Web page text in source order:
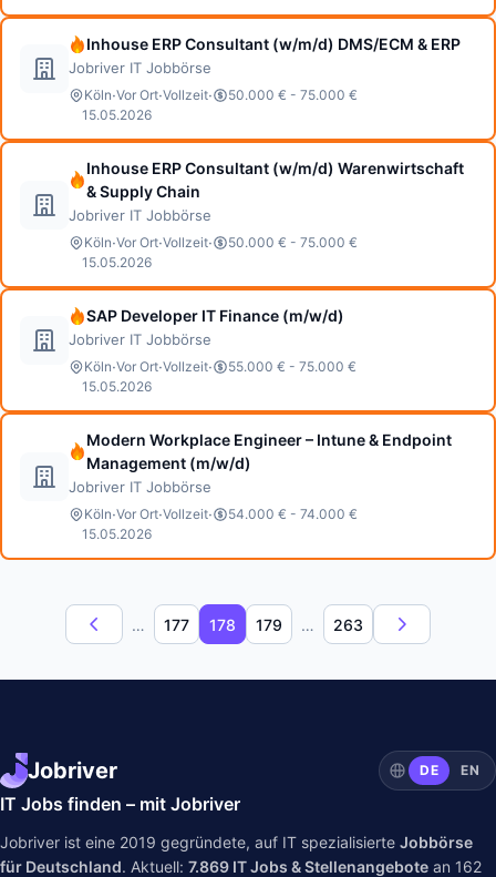
Inhouse ERP Consultant (w/m/d) DMS/ECM & ERP
Jobriver IT Jobbörse
Köln·Vor Ort·Vollzeit·
50.000 € - 75.000 €
15.05.2026
Inhouse ERP Consultant (w/m/d) Warenwirtschaft
& Supply Chain
Jobriver IT Jobbörse
Köln·Vor Ort·Vollzeit·
50.000 € - 75.000 €
15.05.2026
SAP Developer IT Finance (m/w/d)
Jobriver IT Jobbörse
Köln·Vor Ort·Vollzeit·
55.000 € - 75.000 €
15.05.2026
Modern Workplace Engineer – Intune & Endpoint
Management (m/w/d)
Jobriver IT Jobbörse
Köln·Vor Ort·Vollzeit·
54.000 € - 74.000 €
15.05.2026
… 177 178 179 … 263
Jobriver DE EN
IT Jobs finden – mit Jobriver
Jobriver ist eine 2019 gegründete, auf IT spezialisierte Jobbörse
für Deutschland. Aktuell: 7.869 IT Jobs & Stellenangebote an 162